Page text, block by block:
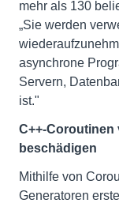
mehr als 130
„Sie werden
asynchrone
Servern,
ist."
C++-Coroutinen
beschädigen
Mithilfe von
Generatoren